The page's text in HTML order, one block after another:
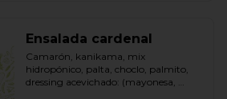
Ensalada cardenal
Camarón, kanikama, mix
hidropónico, palta, choclo, palmito,
dressing acevichado: (mayonesa,